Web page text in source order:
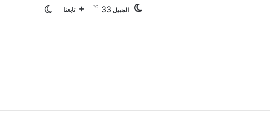
الجبيل 33
℃ تابعنا الوضع المظلم